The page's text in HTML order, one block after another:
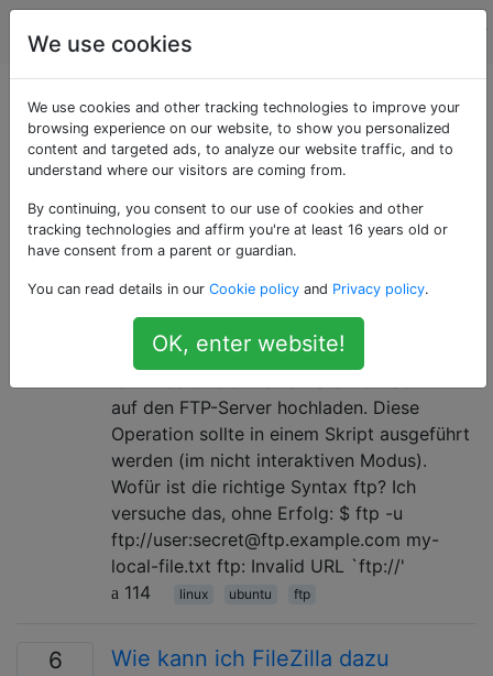
Computerbenutzer
Als «ftp» getaggte
Fragen
FTP (File Transfer Protocol) ist ein gängiges Protokoll
zum Übertragen von Dateien zwischen Computern
Wie lade ich eine Datei per FTP
von der Kommandozeile hoch?
auf den FTP-Server hochladen. Diese
Operation sollte in einem Skript ausgeführt
werden (im nicht interaktiven Modus).
Wofür ist die richtige Syntax ftp? Ich
versuche das, ohne Erfolg: $ ftp -u
ftp://user:secret@ftp.example.com my-
local-file.txt ftp: Invalid URL `ftp://'
114
linux ubuntu ftp
6
Wie kann ich FileZilla dazu
We use cookies
We use cookies and other tracking technologies to improve your
browsing experience on our website, to show you personalized
content and targeted ads, to analyze our website traffic, and to
understand where our visitors are coming from.
By continuing, you consent to our use of cookies and other
tracking technologies and affirm you're at least 16 years old or
have consent from a parent or guardian.
You can read details in our Cookie policy and Privacy policy.
OK, enter website!